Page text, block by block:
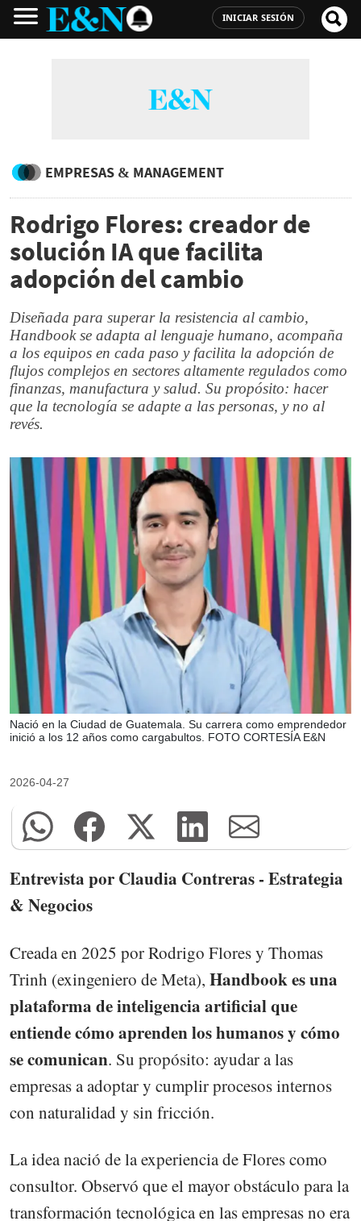
INICIAR SESIÓN
EMPRESAS & MANAGEMENT
Rodrigo Flores: creador de
solución IA que facilita
adopción del cambio
Diseñada para superar la resistencia al cambio,
Handbook se adapta al lenguaje humano, acompaña
a los equipos en cada paso y facilita la adopción de
flujos complejos en sectores altamente regulados como
finanzas, manufactura y salud. Su propósito: hacer
que la tecnología se adapte a las personas, y no al
revés.
Nació en la Ciudad de Guatemala. Su carrera como emprendedor
inició a los 12 años como cargabultos. FOTO CORTESÍA E&N
2026-04-27
Entrevista por Claudia Contreras - Estrategia
& Negocios
Creada en 2025 por Rodrigo Flores y Thomas
Trinh (exingeniero de Meta), Handbook es una
plataforma de inteligencia artificial que
entiende cómo aprenden los humanos y cómo
se comunican. Su propósito: ayudar a las
empresas a adoptar y cumplir procesos internos
con naturalidad y sin fricción.
La idea nació de la experiencia de Flores como
consultor. Observó que el mayor obstáculo para la
transformación tecnológica en las empresas no era